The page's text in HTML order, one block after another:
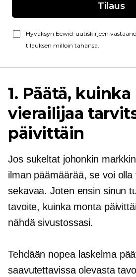
Tilaus
Hyväksyn Ecwid-uutiskirjeen
tilauksen milloin tahansa.
1. Päätä,
vierailijaa
päivittäin
Jos sukeltat johonkin
ilman päämäärää, se voi olla
sekavaa. Joten ensin sinun
tavoite, kuinka monta
nähdä sivustossasi.
Tehdään nopea laskelma
saavutettavissa olevasta